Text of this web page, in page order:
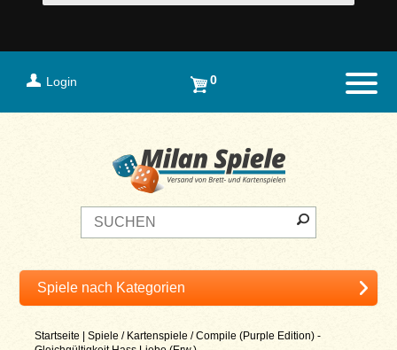
Login 0
Startseite |Spiele / Kartenspiele /Compile (Purple Edition) -